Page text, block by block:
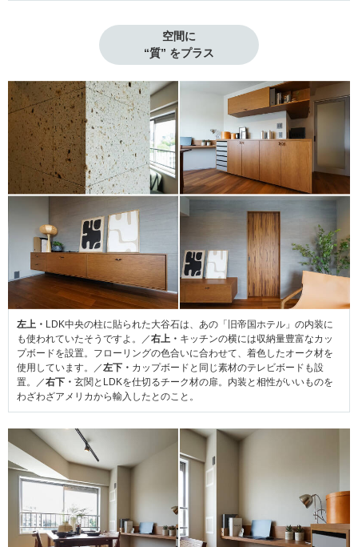
空間に
“質” をプラス
左上・ LDK中央の柱に貼られた大谷石は、あの「旧帝国ホテル」の内装に
も使われていたそうですよ。／右上・ キッチンの横には収納量豊富なカッ
プボードを設置。フローリングの色合いに合わせて、着色したオーク材を
使用しています。／左下・ カップボードと同じ素材のテレビボードも設
置。／右下・ 玄関とLDKを仕切るチーク材の扉。内装と相性がいいものを
わざわざアメリカから輸入したとのこと。